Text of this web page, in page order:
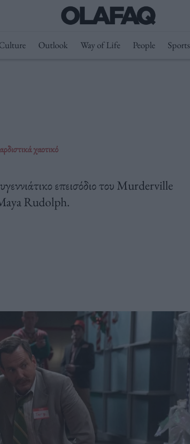
Outlook Way of Life People Sports
χαοτικό
επεισόδιο του Murderville
Rudolph.